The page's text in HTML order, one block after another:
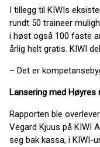
I tillegg til KIWIs
rundt 50 traineer
i høst også 100 faste
årlig helt gratis. KIWI
– Det er
Lansering med Høyres
Rapporten ble
Vegard Kjuus på KIWI
seg bak kassa, i KIWI-